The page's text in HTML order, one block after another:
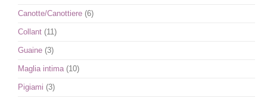
Canotte/Canottiere (6)
Collant (11)
Guaine (3)
Maglia intima (10)
Pigiami (3)